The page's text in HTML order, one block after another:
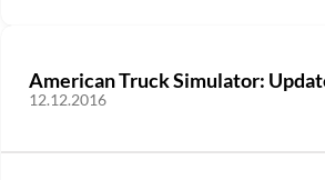
American Truck Simulator:
12.12.2016